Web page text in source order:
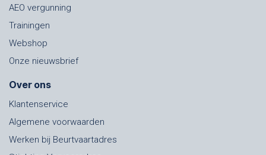
AEO vergunning
Trainingen
Webshop
Onze nieuwsbrief
Over ons
Klantenservice
Algemene voorwaarden
Werken bij Beurtvaartadres